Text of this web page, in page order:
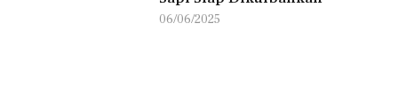
06/06/2025